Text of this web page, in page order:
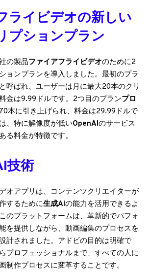
ライビデオの新しい
プションプラン
の製品ファイアフライビデオのために2
ョンプランを導入しました。最初のプラ
と呼ばれ、ユーザーは月に最大20本のクリ
金は9.99ドルです。2つ目のプランプロ
本に引き上げられ、料金は29.99ドルで
、特に解像度が低いOpenAIのサービス
る料金が特徴です。
技術
オアプリは、コンテンツクリエイターが
するために生成AIの能力を活用できるよ
のプラットフォームは、革新的でパフォ
を提供しながら、動画編集のプロセスを
計されました。アドビの目的は明確で
プロフェッショナルまで、すべての人に
制作プロセスに変革することです。